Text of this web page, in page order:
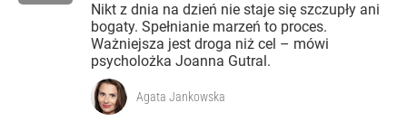
Nikt z dnia na dzień nie staje się szczupły ani
bogaty. Spełnianie marzeń to proces.
Ważniejsza jest droga niż cel – mówi
psycholożka Joanna Gutral.
Agata Jankowska